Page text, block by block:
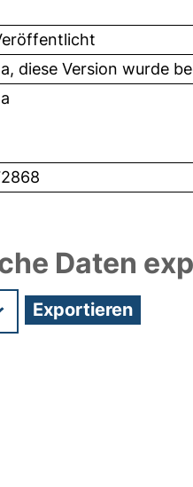
diese Version wurde
Daten